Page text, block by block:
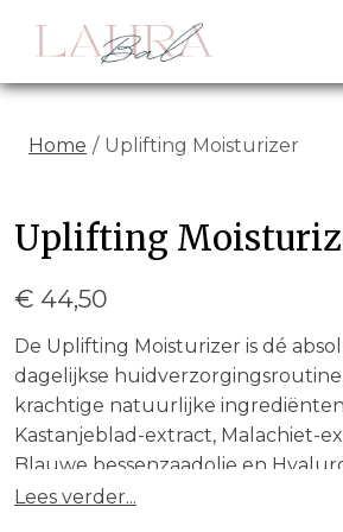
Home Uplifting Moisturizer
Uplifting
€ 44,50
De Uplifting Moisturizer is dé
dagelijkse
krachtige natuurlijke
Kastanjeblad-extract, Malachiet-
Blauwe bessenzaadolie en
de mooiste eigenschappen van je
Lees verder...